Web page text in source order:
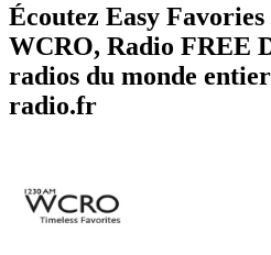
Écoutez Easy Favories
WCRO, Radio FREE
radios du monde
radio.fr